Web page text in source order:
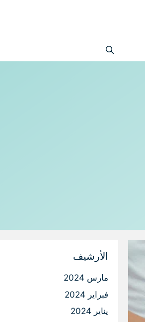
الأرشيف
مارس 2024
فبراير 2024
يناير 2024